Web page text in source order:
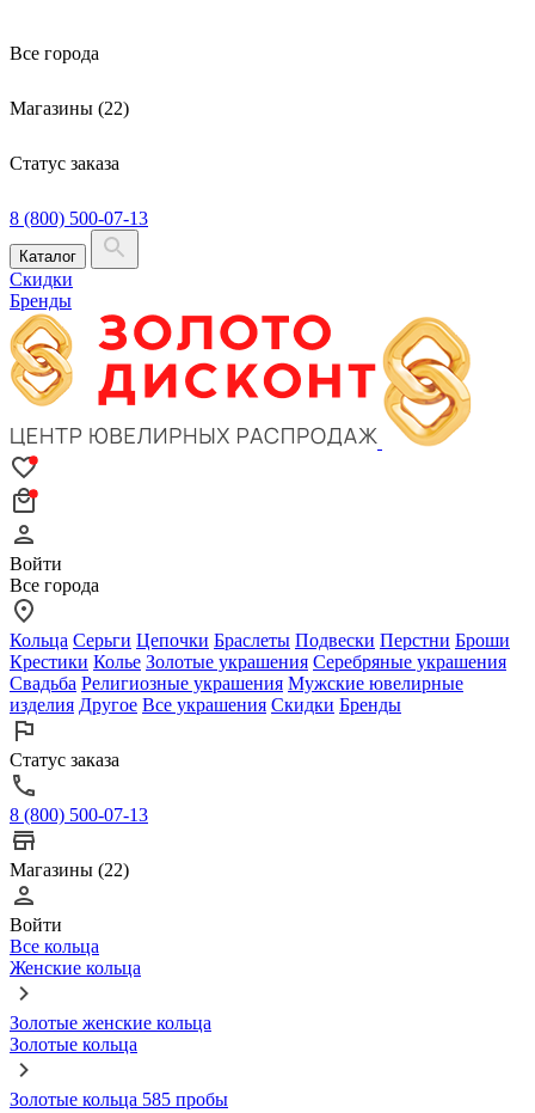
Все города
Магазины (22)
Статус заказа
8 (800) 500-07-13
Каталог
Скидки
Бренды
Войти
Все города
Кольца Серьги Цепочки Браслеты Подвески Перстни Броши
Крестики Колье Золотые украшения Серебряные украшения
Свадьба Религиозные украшения Мужские ювелирные
изделия Другое Все украшения Скидки Бренды
Статус заказа
8 (800) 500-07-13
Магазины (22)
Войти
Все кольца
Женские кольца
Золотые женские кольца
Золотые кольца
Золотые кольца 585 пробы